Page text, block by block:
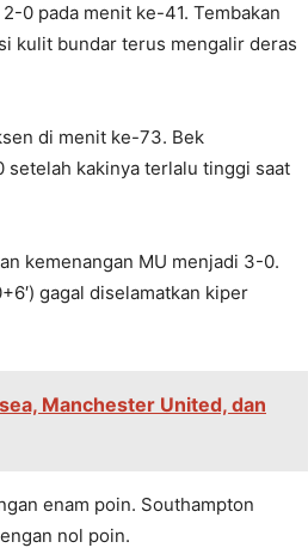
0 pada menit ke-41. Tembakan
kulit bundar terus mengalir deras
di menit ke-73. Bek
kakinya terlalu tinggi saat
kemenangan MU menjadi 3-0.
gagal diselamatkan kiper
Manchester United, dan
enam poin. Southampton
nol poin.